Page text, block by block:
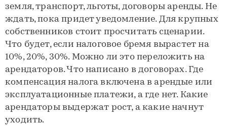
земля, транспорт, льготы, договоры аренды. Не
ждать, пока придет уведомление. Для крупных
собственников стоит просчитать сценарии.
Что будет, если налоговое бремя вырастет на
10%, 20%, 30%. Можно ли это переложить на
арендаторов. Что написано в договорах. Где
компенсация налога включена в арендые или
эксплуатационные платежи, а где нет. Какие
арендаторы выдержат рост, а какие начнут
уходить.